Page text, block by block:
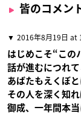
皆のコメン
2016年8月19日 at
はじめこそ“この
話が進むにつれ
あばたもえくぼ
その人を深く知
御成、一年間本